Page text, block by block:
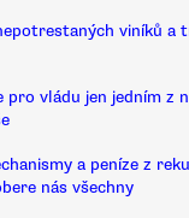
viníků a
pro vládu jen jedním z
a peníze z
nás všechny